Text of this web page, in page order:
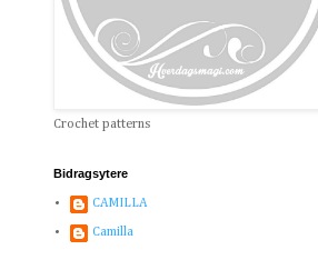
Crochet patterns
Bidragsytere
CAMILLA
Camilla